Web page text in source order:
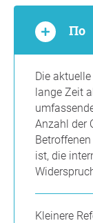
По
Die
lange Zeit
Anzahl der
ist, die
Kleinere